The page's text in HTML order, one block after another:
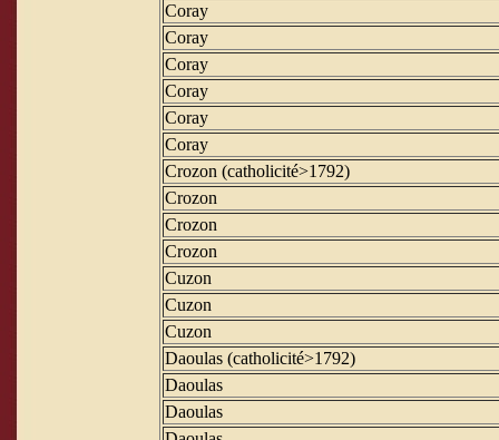
Coray
Coray
Coray
Coray
Coray
Coray
Crozon (catholicité>1792)
Crozon
Crozon
Crozon
Cuzon
Cuzon
Cuzon
Daoulas (catholicité>1792)
Daoulas
Daoulas